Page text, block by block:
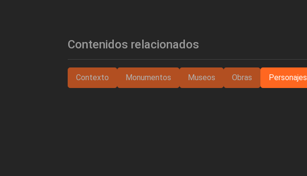
Contenidos relacionados
Contexto Monumentos Museos Obras Personajes